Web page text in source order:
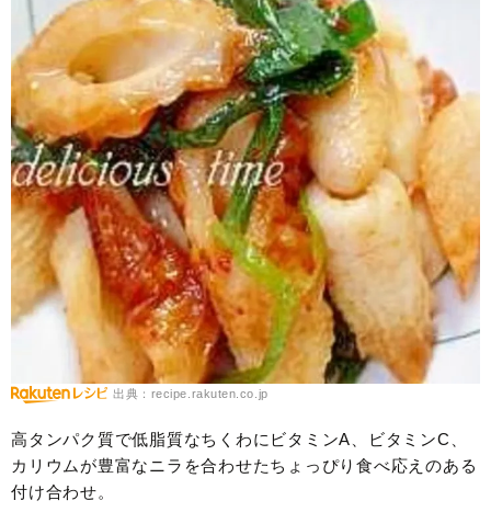
出典：recipe.rakuten.co.jp
高タンパク質で低脂質なちくわにビタミンA、ビタミンC、
カリウムが豊富なニラを合わせたちょっぴり食べ応えのある
付け合わせ。